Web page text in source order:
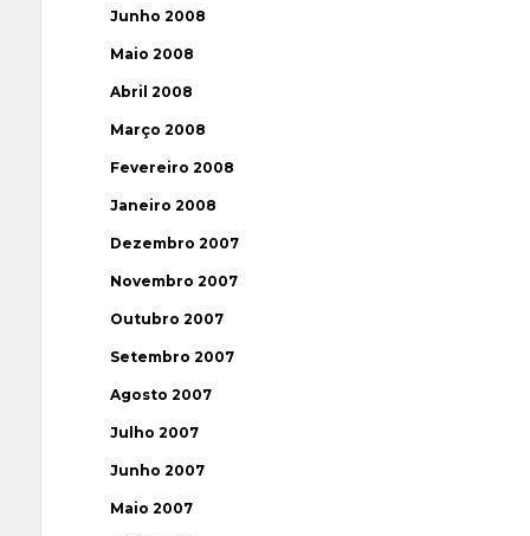
Junho 2008
Maio 2008
Abril 2008
Março 2008
Fevereiro 2008
Janeiro 2008
Dezembro 2007
Novembro 2007
Outubro 2007
Setembro 2007
Agosto 2007
Julho 2007
Junho 2007
Maio 2007